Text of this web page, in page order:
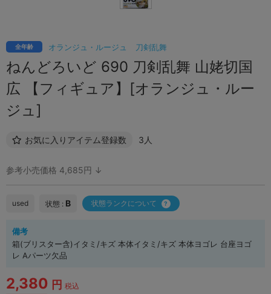
オランジュ・ルージュ 刀剣乱舞
全年齢
ねんどろいど 690 刀剣乱舞 山姥切国
広 【フィギュア】[オランジュ・ルー
ジュ]
お気に入りアイテム登録数 3人
参考小売価格 4,685円 ↓
used 状態 : B 状態ランクについて
備考
箱(ブリスター含)イタミ/キズ 本体イタミ/キズ 本体ヨゴレ 台座ヨゴ
レ Aパーツ欠品
2,380 円 税込